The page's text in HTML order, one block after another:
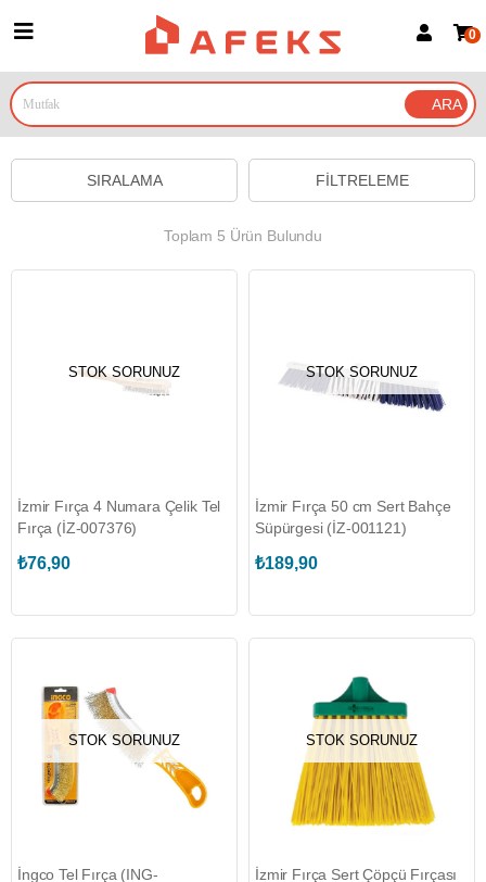
Google İle Bağlan
0
FILTRELEME
SIRALAMA
Toplam 5 Ürün Bulundu
STOK SORUNUZ
İzmir Fırça 4 Numara Çelik Tel
Fırça (İZ-007376)
₺76,90
STOK SORUNUZ
İzmir Fırça 50 cm Sert Bahçe
Süpürgesi (İZ-001121)
₺189,90
STOK SORUNUZ
İngco Tel Fırça (ING-
STOK SORUNUZ
İzmir Fırça Sert Çöpçü Fırçası